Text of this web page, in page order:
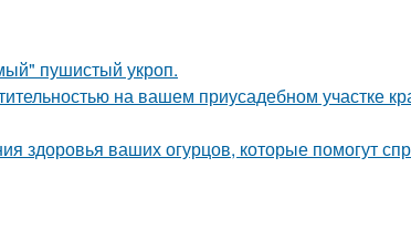
пушистый укроп.
на вашем приусадебном участке
здоровья ваших огурцов, которые помогут